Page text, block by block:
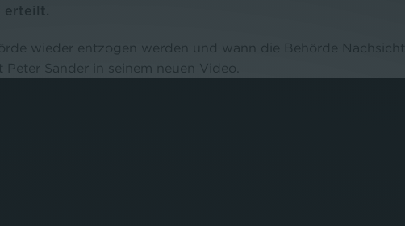
erteilt.
wieder entzogen werden und wann die Behörde Nachsicht
Sander in seinem neuen Video.